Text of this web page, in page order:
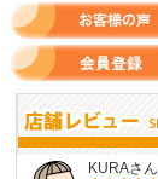
KURAさん